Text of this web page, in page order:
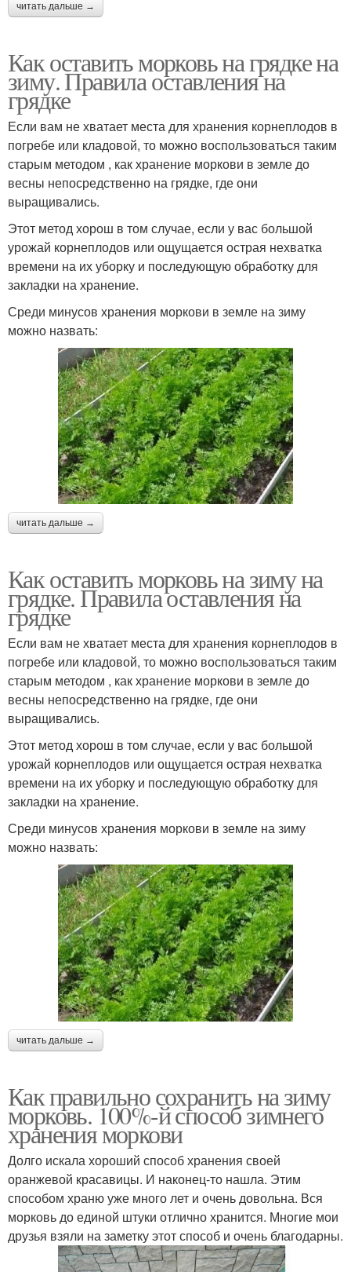
читать дальше →
Как оставить морковь на грядке на
зиму. Правила оставления на
грядке
Если вам не хватает места для хранения корнеплодов в
погребе или кладовой, то можно воспользоваться таким
старым методом , как хранение моркови в земле до
весны непосредственно на грядке, где они
выращивались.
Этот метод хорош в том случае, если у вас большой
урожай корнеплодов или ощущается острая нехватка
времени на их уборку и последующую обработку для
закладки на хранение.
Среди минусов хранения моркови в земле на зиму
можно назвать:
читать дальше →
Как оставить морковь на зиму на
грядке. Правила оставления на
грядке
Если вам не хватает места для хранения корнеплодов в
погребе или кладовой, то можно воспользоваться таким
старым методом , как хранение моркови в земле до
весны непосредственно на грядке, где они
выращивались.
Этот метод хорош в том случае, если у вас большой
урожай корнеплодов или ощущается острая нехватка
времени на их уборку и последующую обработку для
закладки на хранение.
Среди минусов хранения моркови в земле на зиму
можно назвать:
читать дальше →
Как правильно сохранить на зиму
морковь. 100%-й способ зимнего
хранения моркови
Долго искала хороший способ хранения своей
оранжевой красавицы. И наконец-то нашла. Этим
способом храню уже много лет и очень довольна. Вся
морковь до единой штуки отлично хранится. Многие мои
друзья взяли на заметку этот способ и очень благодарны.